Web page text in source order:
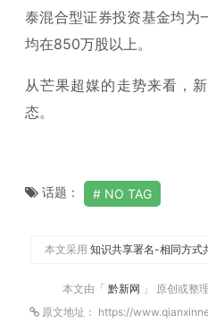
泰混合型证券投资基金均为
均在850万股以上。
从芒果超媒的走势来看，
态。
话题： NO TAG
本文采用 知识共享署名-相同方式
本文由「 黔新网 」 原创或整
原文地址： https://